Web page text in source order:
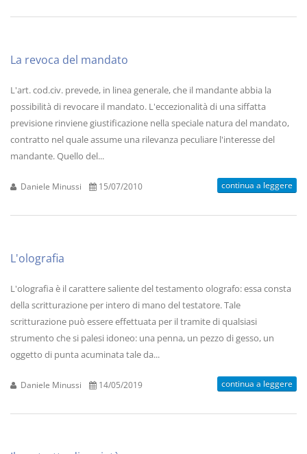
La revoca del mandato
L'art. cod.civ. prevede, in linea generale, che il mandante abbia la
possibilità di revocare il mandato. L'eccezionalità di una siffatta
previsione rinviene giustificazione nella speciale natura del mandato,
contratto nel quale assume una rilevanza peculiare l'interesse del
mandante. Quello del...
Daniele Minussi 15/07/2010 continua a leggere
L'olografia
L'olografia è il carattere saliente del testamento olografo: essa consta
della scritturazione per intero di mano del testatore. Tale
scritturazione può essere effettuata per il tramite di qualsiasi
strumento che si palesi idoneo: una penna, un pezzo di gesso, un
oggetto di punta acuminata tale da...
Daniele Minussi 14/05/2019 continua a leggere